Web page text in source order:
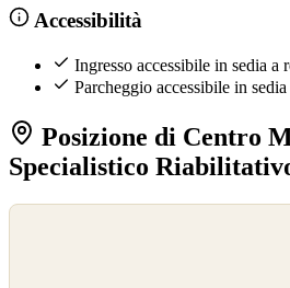
Accessibilità
Ingresso accessibile in sedia a
Parcheggio accessibile in
Posizione di Centro
Specialistico